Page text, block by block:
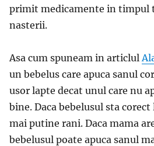
primit medicamente in timpul
nasterii.
Asa cum spuneam in articlul
un bebelus care apuca sanul
usor lapte decat unul care nu
bine. Daca bebelusul sta corect
mai putine rani. Daca mama
bebelusul poate apuca sanul